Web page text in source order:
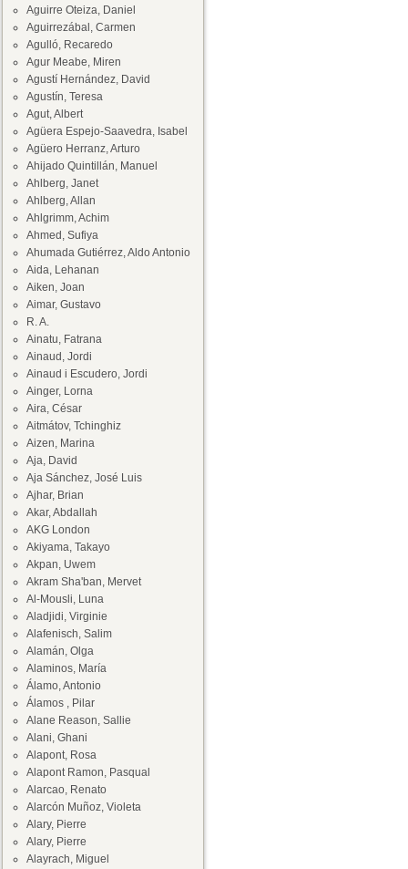
Aguirre Oteiza, Daniel
Aguirrezábal, Carmen
Agulló, Recaredo
Agur Meabe, Miren
Agustí Hernández, David
Agustín, Teresa
Agut, Albert
Agüera Espejo-Saavedra, Isabel
Agüero Herranz, Arturo
Ahijado Quintillán, Manuel
Ahlberg, Janet
Ahlberg, Allan
Ahlgrimm, Achim
Ahmed, Sufiya
Ahumada Gutiérrez, Aldo Antonio
Aida, Lehanan
Aiken, Joan
Aimar, Gustavo
R. A.
Ainatu, Fatrana
Ainaud, Jordi
Ainaud i Escudero, Jordi
Ainger, Lorna
Aira, César
Aitmátov, Tchinghiz
Aizen, Marina
Aja, David
Aja Sánchez, José Luis
Ajhar, Brian
Akar, Abdallah
AKG London
Akiyama, Takayo
Akpan, Uwem
Akram Sha'ban, Mervet
Al-Mousli, Luna
Aladjidi, Virginie
Alafenisch, Salim
Alamán, Olga
Alaminos, María
Álamo, Antonio
Álamos , Pilar
Alane Reason, Sallie
Alani, Ghani
Alapont, Rosa
Alapont Ramon, Pasqual
Alarcao, Renato
Alarcón Muñoz, Violeta
Alary, Pierre
Alary, Pierre
Alayrach, Miguel